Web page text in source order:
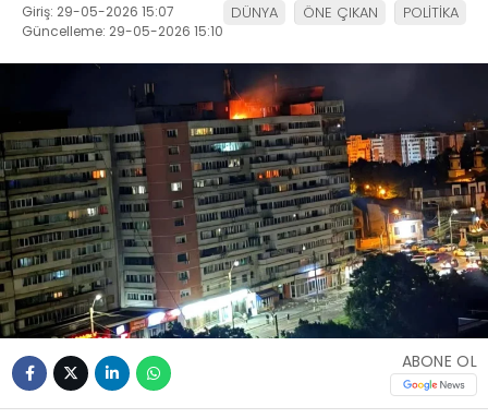
Giriş: 29-05-2026 15:07
Güncelleme: 29-05-2026 15:10
DÜNYA ÖNE ÇIKAN POLİTİKA
ABONE OL